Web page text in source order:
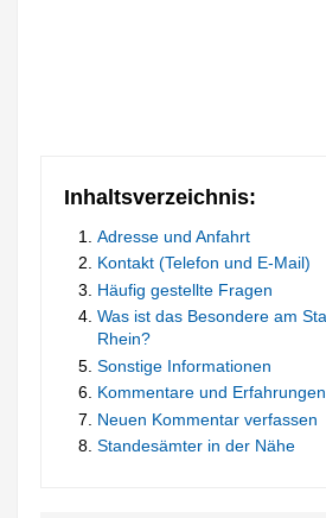
Inhaltsverzeichnis:
Adresse und Anfahrt
Kontakt (Telefon und E-Mail)
Häufig gestellte Fragen
Was ist das Besondere am
Rhein?
Sonstige Informationen
Kommentare und Erfahrungen
Neuen Kommentar verfassen
Standesämter in der Nähe